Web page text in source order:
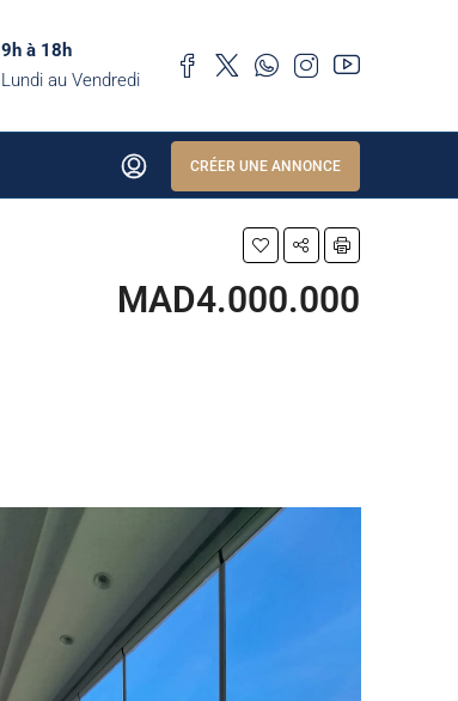
9h à 18h
Lundi au Vendredi
CRÉER UNE ANNONCE
MAD4.000.000